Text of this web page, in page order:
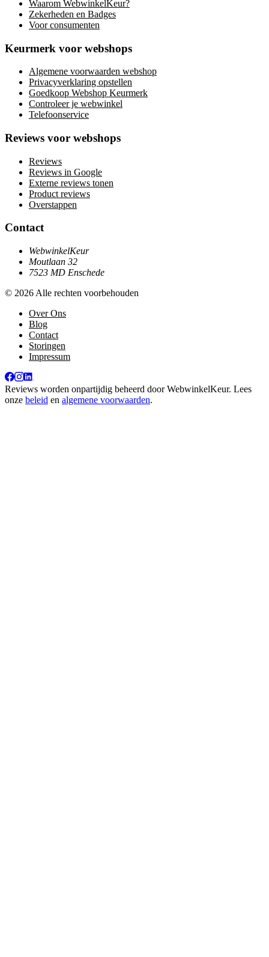
Waarom WebwinkelKeur?
Zekerheden en Badges
Voor consumenten
Keurmerk voor webshops
Algemene voorwaarden webshop
Privacyverklaring opstellen
Goedkoop Webshop Keurmerk
Controleer je webwinkel
Telefoonservice
Reviews voor webshops
Reviews
Reviews in Google
Externe reviews tonen
Product reviews
Overstappen
Contact
WebwinkelKeur
Moutlaan 32
7523 MD Enschede
© 2026 Alle rechten voorbehouden
Over Ons
Blog
Contact
Storingen
Impressum
Reviews worden onpartijdig beheerd doorWebwinkelKeur. Lees
onze beleid en algemene voorwaarden.